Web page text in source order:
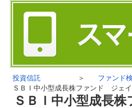
投資信託 ＞ ファンド
ＳＢＩ中小型成長株ファンド ジェイ
ＳＢＩ中小型成長